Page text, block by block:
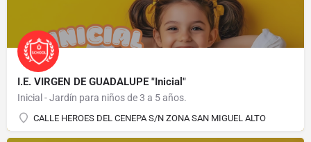
I.E. VIRGEN DE GUADALUPE "Inicial"
Inicial - Jardín para niños de 3 a 5 años.
CALLE HEROES DEL CENEPA S/N ZONA SAN MIGUEL ALTO